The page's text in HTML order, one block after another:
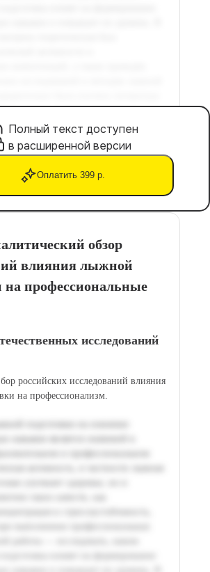
Полный текст доступен
в расширенной версии
Оплатить 399 р.
обзор
влияния лыжной
на профессиональные
исследований
российских исследований влияния
на профессионализм.